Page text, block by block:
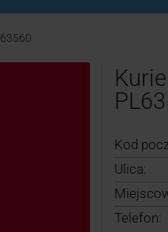
Kod
Ulica:
Telefon: